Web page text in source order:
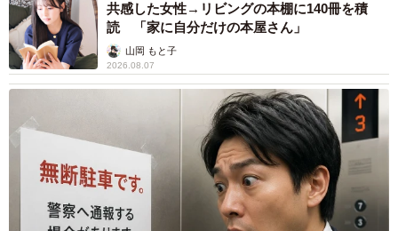
共感した女性→リビングの本棚に140冊を積
読 「家に自分だけの本屋さん」
山岡 もと子
2026.08.07